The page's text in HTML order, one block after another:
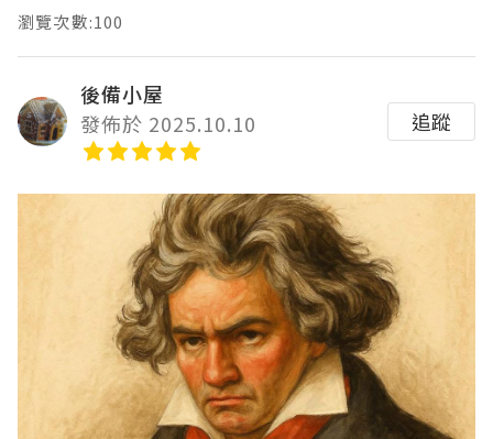
瀏覽次數:100
後備小屋
發佈於 2025.10.10
追蹤